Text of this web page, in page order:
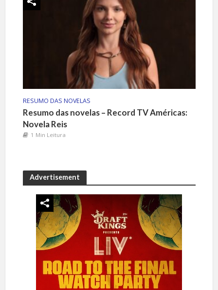
RESUMO DAS NOVELAS
Resumo das novelas – Record TV Américas:
Novela Reis
1 Min Leitura
Advertisement